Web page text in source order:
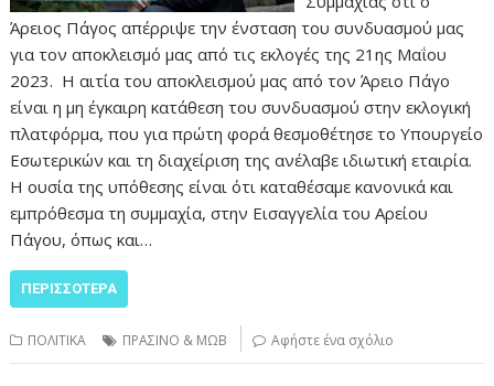
Άρειος Πάγος απέρριψε την ένσταση του συνδυασμού μας
για τον αποκλεισμό μας από τις εκλογές της 21ης Μαΐου
2023. Η αιτία του αποκλεισμού μας από τον Άρειο Πάγο
είναι η μη έγκαιρη κατάθεση του συνδυασμού στην εκλογική
πλατφόρμα, που για πρώτη φορά θεσμοθέτησε το Υπουργείο
Εσωτερικών και τη διαχείριση της ανέλαβε ιδιωτική εταιρία.
Η ουσία της υπόθεσης είναι ότι καταθέσαμε κανονικά και
εμπρόθεσμα τη συμμαχία, στην Εισαγγελία του Αρείου
Πάγου, όπως και…
ΠΕΡΙΣΣΌΤΕΡΑ
ΠΟΛΙΤΙΚΑ ΠΡΑΣΙΝΟ & ΜΩΒ Αφήστε ένα σχόλιο